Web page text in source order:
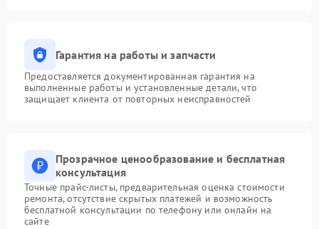
Гарантия на работы и запчасти
Предоставляется документированная гарантия на
выполненные работы и установленные детали, что
защищает клиента от повторных неисправностей
Прозрачное ценообразование и бесплатная
консультация
Точные прайс-листы, предварительная оценка стоимости
ремонта, отсутствие скрытых платежей и возможность
бесплатной консультации по телефону или онлайн на
сайте